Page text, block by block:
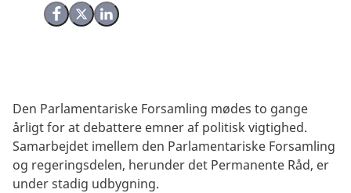
Del på Facebook
Del på X (Twitter)
Del på LinkedIn
Den Parlamentariske Forsamling mødes to gange
årligt for at debattere emner af politisk vigtighed.
Samarbejdet imellem den Parlamentariske Forsamling
og regeringsdelen, herunder det Permanente Råd, er
under stadig udbygning.